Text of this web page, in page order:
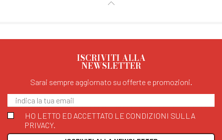
ISCRIVITI ALLA
NEWSLETTER
Sarai sempre aggiornato su offerte e promozioni.
HO LETTO ED ACCETTATO LE CONDIZIONI SULLA
PRIVACY.